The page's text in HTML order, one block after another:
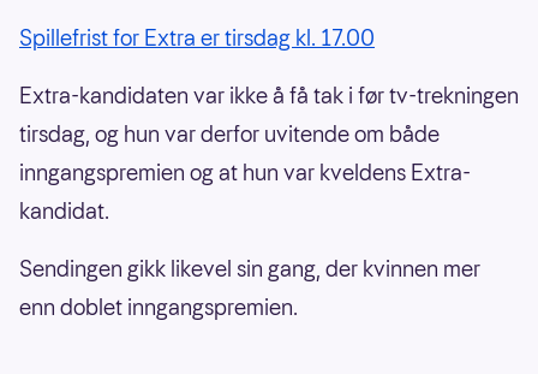
Spillefrist for Extra er tirsdag kl. 17.00
Extra-kandidaten var ikke å få tak i før tv-trekningen
tirsdag, og hun var derfor uvitende om både
inngangspremien og at hun var kveldens Extra-
kandidat.
Sendingen gikk likevel sin gang, der kvinnen mer
enn doblet inngangspremien.